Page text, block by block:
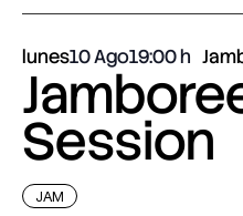
lunes10 Ago19:00
Session
JAM